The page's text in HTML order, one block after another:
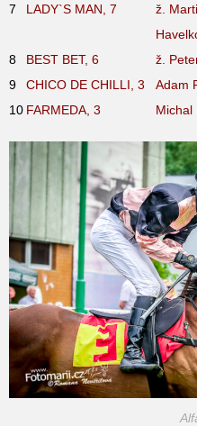
7 LADY`S MAN, 7
ž.
8
BEST BET, 6 ž.
9
CHICO DE CHILLI, 3 Adam
10 FARMEDA, 3 Michal